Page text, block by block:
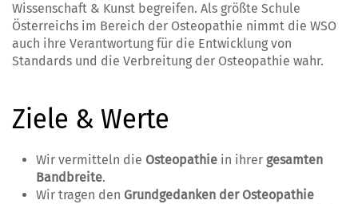
Wissenschaft & Kunst begreifen. Als größte Schule
Österreichs im Bereich der Osteopathie nimmt die WSO
auch ihre Verantwortung für die Entwicklung von
Standards und die Verbreitung der Osteopathie wahr.
Ziele & Werte
Wir vermitteln die Osteopathie in ihrer gesamten
Bandbreite.
Wir tragen den Grundgedanken der Osteopathie